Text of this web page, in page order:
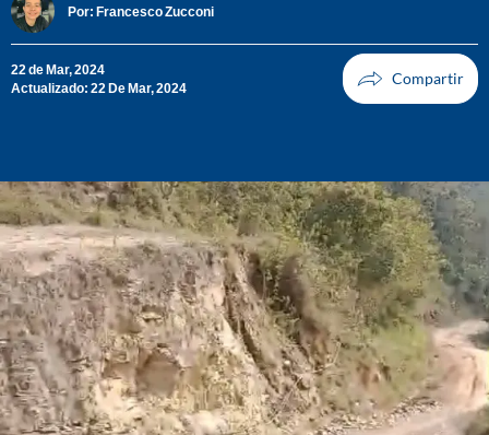
Por: Francesco Zucconi
22 de Mar, 2024
Actualizado: 22 De Mar, 2024